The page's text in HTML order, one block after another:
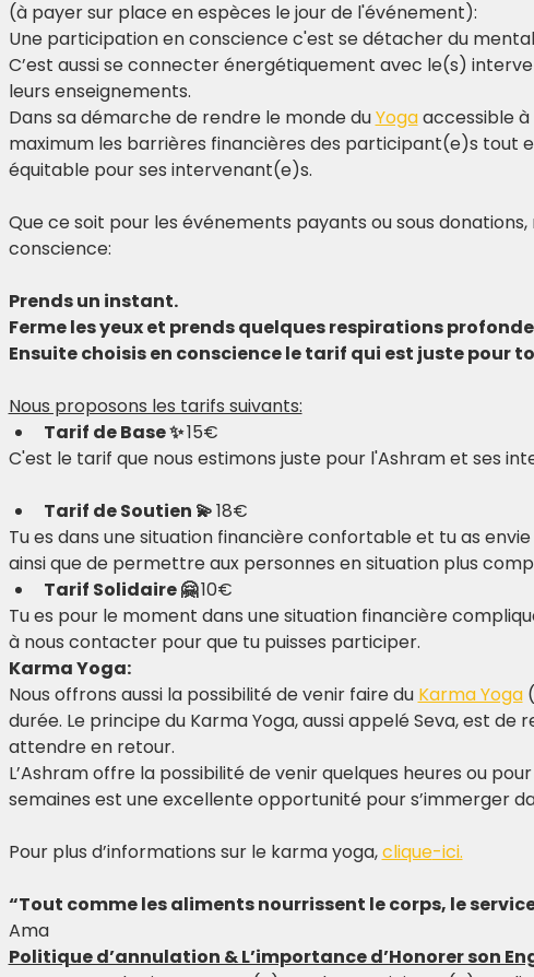
(à payer sur place en espèces le jour de l'événement):
Une participation en conscience c'est se détacher du
C’est aussi se connecter énergétiquement avec le(s)
leurs enseignements.
Dans sa démarche de rendre le monde du Yoga accessible à
maximum les barrières financières des participant(e)s tout
équitable pour ses intervenant(e)s.
Que ce soit pour les événements payants ou sous
conscience:
Prends un instant.
Ferme les yeux et prends quelques respirations
Ensuite choisis en conscience le tarif qui est juste pour
Nous proposons les tarifs suivants:
Tarif de Base ✨ 15€
C'est le tarif que nous estimons juste pour l'Ashram et ses
Tarif de Soutien 💫 18€
Tu es dans une situation financière confortable et tu as
ainsi que de permettre aux personnes en situation plus
Tarif Solidaire 🤗 10€
Tu es pour le moment dans une situation financière
à nous contacter pour que tu puisses participer.
Karma Yoga:
Nous offrons aussi la possibilité de venir faire du Karma Yoga
durée. Le principe du Karma Yoga, aussi appelé Seva, est
attendre en retour.
L’Ashram offre la possibilité de venir quelques heures ou
semaines est une excellente opportunité pour s’immerger
Pour plus d’informations sur le karma yoga, clique-ici.
“Tout comme les aliments nourrissent le corps, le
Ama
Politique d’annulation & L’importance d’Honorer son